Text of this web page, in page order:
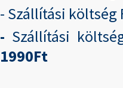
- Szállítási költség
- Szállítási
1990Ft